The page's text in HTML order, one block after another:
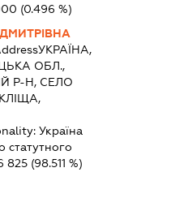
(0.496 %)
УКРАЇНА,
ОБЛ.,
Р-Н, СЕЛО
Україна
статутного
825(98.511 %)